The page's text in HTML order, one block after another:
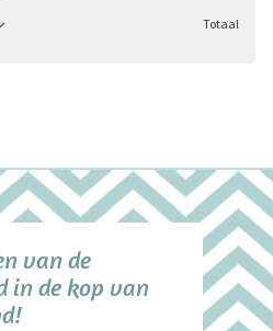
Totaal
van de
in de kop van